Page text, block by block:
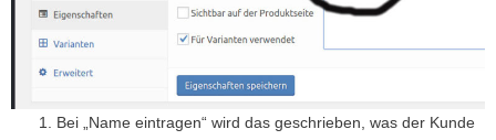
Bei „Name eintragen“ wird das geschrieben, was der Kunde